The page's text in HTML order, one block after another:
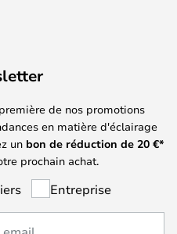
de nos promotions
en matière d'éclairage
un bon de réduction de 20 €*
prochain achat.
Entreprise